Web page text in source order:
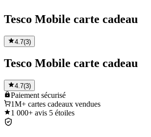
Tesco Mobile carte cadeau
4.7(3)
Tesco Mobile carte cadeau
4.7(3)
Paiement sécurisé
1M+ cartes cadeaux vendues
1 000+ avis 5 étoiles